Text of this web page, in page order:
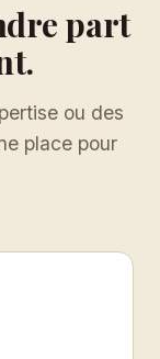
part
ou des
place pour